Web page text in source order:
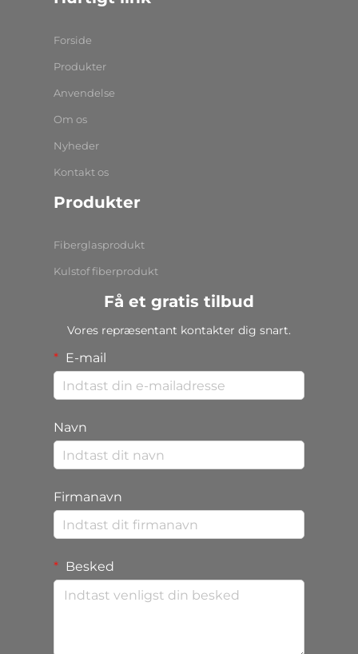
Forside
Produkter
Anvendelse
Om os
Nyheder
Kontakt os
Produkter
Fiberglasprodukt
Kulstof fiberprodukt
Få et gratis tilbud
Vores repræsentant kontakter dig snart.
E-mail
Navn
Firmanavn
Besked